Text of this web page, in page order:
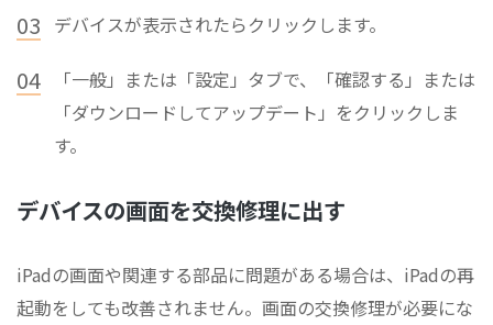
03 デバイスが表示されたらクリックします。
04
「一般」または「設定」タブで、「確認する」または
「ダウンロードしてアップデート」をクリックしま
す。
デバイスの画面を交換修理に出す
iPadの画面や関連する部品に問題がある場合は、iPadの再
起動をしても改善されません。画面の交換修理が必要にな